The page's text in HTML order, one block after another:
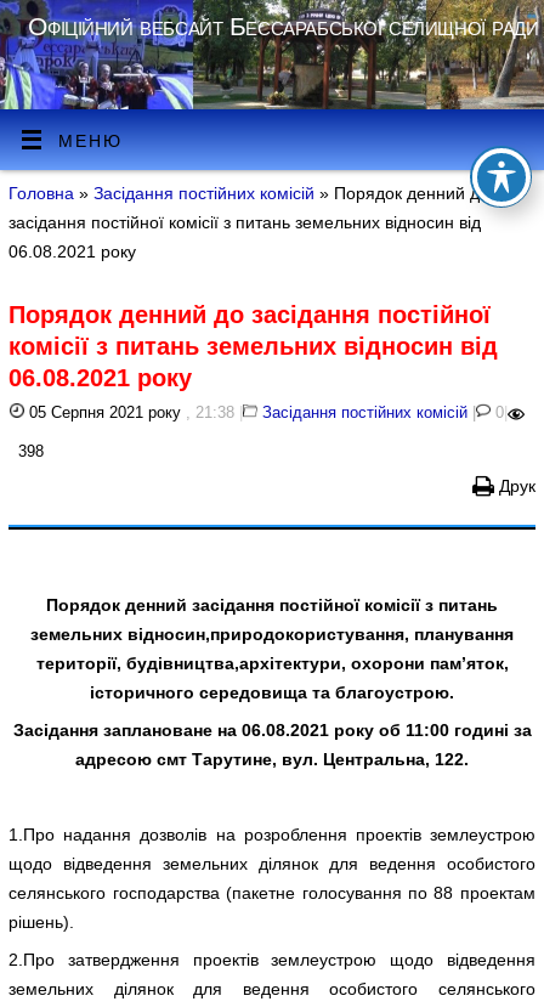
Офіційний вебсайт Бессарабської селищної ради
МЕНЮ
Головна »Засідання постійних комісій » Порядок денний до
засідання постійної комісії з питань земельних відносин від
06.08.2021 року
Порядок денний до засідання постійної
комісії з питань земельних відносин від
06.08.2021 року
05 Серпня 2021 року , 21:38 | Засідання постійних комісій | 0 |
398
Друк
Порядок денний засідання постійної комісії з питань
земельних відносин,природокористування, планування
території, будівництва,архітектури, охорони пам’яток,
історичного середовища та благоустрою.
Засідання заплановане на 06.08.2021 року об 11:00 годині за
адресою смт Тарутине, вул. Центральна, 122.
1.Про надання дозволів на розроблення проектів землеустрою
щодо відведення земельних ділянок для ведення особистого
селянського господарства (пакетне голосування по 88 проектам
рішень).
2.Про затвердження проектів землеустрою щодо відведення
земельних ділянок для ведення особистого селянського